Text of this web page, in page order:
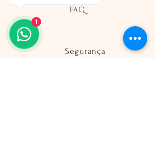
FAQ
Segurança
1